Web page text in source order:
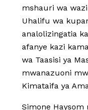
mshauri wa
Uhalifu wa
analolizingatia
afanye kazi
wa Taasisi ya
mwanazuoni
Kimataifa ya
Simone